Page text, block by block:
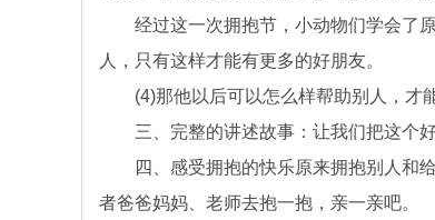
经过这一次拥抱节，小动物们学会了原
人，只有这样才能有更多的好朋友。
(4)那他以后可以怎么样帮助别人，才
三、完整的讲述故事：让我们把这个
四、感受拥抱的快乐原来拥抱别人和给
者爸爸妈妈、老师去抱一抱，亲一亲吧。